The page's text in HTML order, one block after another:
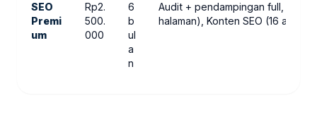
SEO
Premi
um
Rp2.
500.
000
6
b
ul
a
n
Audit + pendampingan full,
halaman), Konten SEO (16